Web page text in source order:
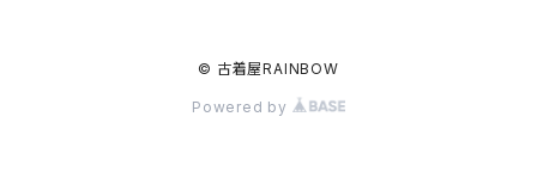
© 古着屋RAINBOW
Powered by